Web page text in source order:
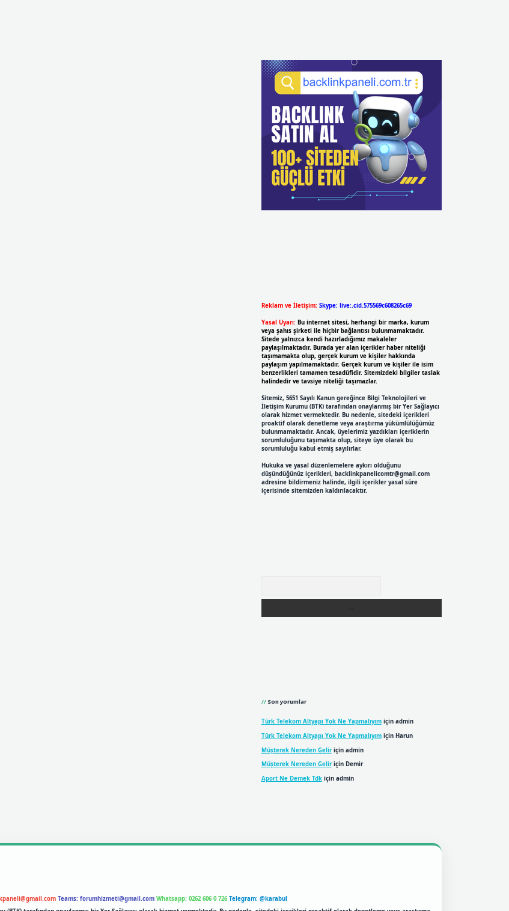
Reklam ve İletişim: Skype: live:.cid.575569c608265c69
Yasal Uyarı: Bu internet sitesi, herhangi bir marka, kurum
veya şahıs şirketi ile hiçbir bağlantısı bulunmamaktadır.
Sitede yalnızca kendi hazırladığımız makaleler
paylaşılmaktadır. Burada yer alan içerikler haber niteliği
taşımamakta olup, gerçek kurum ve kişiler hakkında
paylaşım yapılmamaktadır. Gerçek kurum ve kişiler ile isim
benzerlikleri tamamen tesadüfidir. Sitemizdeki bilgiler taslak
halindedir ve tavsiye niteliği taşımazlar.
Sitemiz, 5651 Sayılı Kanun gereğince Bilgi Teknolojileri ve
İletişim Kurumu (BTK) tarafından onaylanmış bir Yer Sağlayıcı
olarak hizmet vermektedir. Bu nedenle, sitedeki içerikleri
proaktif olarak denetleme veya araştırma yükümlülüğümüz
bulunmamaktadır. Ancak, üyelerimiz yazdıkları içeriklerin
sorumluluğunu taşımakta olup, siteye üye olarak bu
sorumluluğu kabul etmiş sayılırlar.
Hukuka ve yasal düzenlemelere aykırı olduğunu
düşündüğünüz içerikleri, backlinkpanelicomtr@gmail.com
adresine bildirmeniz halinde, ilgili içerikler yasal süre
içerisinde sitemizden kaldırılacaktır.
Son yorumlar
Türk Telekom Altyapı Yok Ne Yapmalıyımiçin admin
Türk Telekom Altyapı Yok Ne Yapmalıyımiçin Harun
Müşterek Nereden Geliriçin admin
Müşterek Nereden Geliriçin Demir
Aport Ne Demek Tdkiçin admin
Teams: forumhizmeti@gmail.com Whatsapp: 0262 606 0 726 Telegram: @karabul